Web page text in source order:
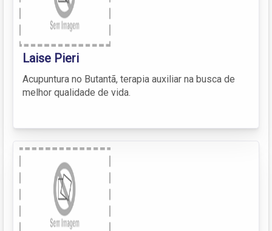
Laise Pieri
Acupuntura no Butantã, terapia auxiliar na busca de
melhor qualidade de vida.